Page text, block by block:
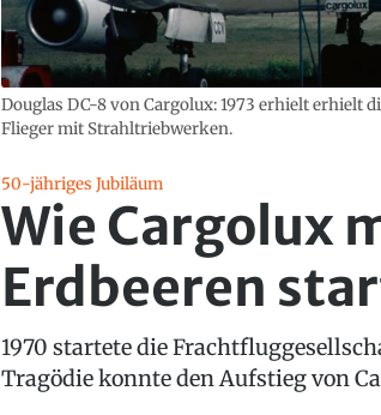
Douglas DC-8 von Cargolux: 1973 erhielt erhielt
Flieger mit Strahltriebwerken.
50-jähriges Jubiläum
Wie Cargolux
Erdbeeren
1970 startete die
Tragödie konnte den Aufstieg von